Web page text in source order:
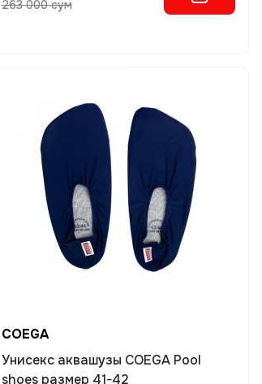
263 000 сум
COEGA
Унисекс аквашузы COEGA Pool
shoes размер 41-42